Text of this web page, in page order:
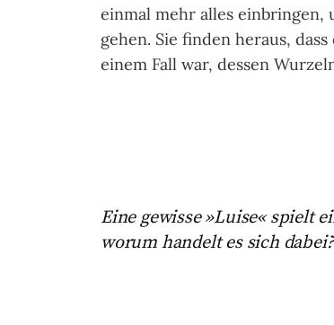
einmal mehr alles einbringen,
gehen. Sie finden heraus,
einem Fall war, dessen
Eine gewisse »Luise« spielt
worum handelt es sich dabei?